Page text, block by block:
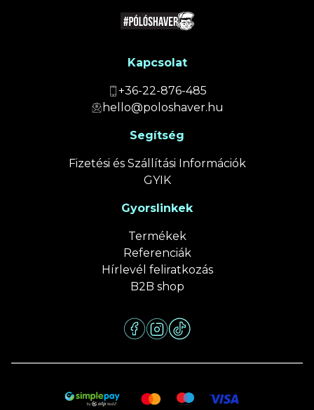
Kapcsolat
+36-22-876-485
hello@poloshaver.hu
Segítség
Fizetési és Szállítási Információk
GYIK
Gyorslinkek
Termékek
Referenciák
Hírlevél feliratkozás
B2B shop